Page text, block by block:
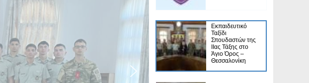
Εκπαιδευτικό
Ταξίδι
Σπουδαστών της
ΙΙας Τάξης στο
Άγιο Όρος –
Θεσσαλονίκη